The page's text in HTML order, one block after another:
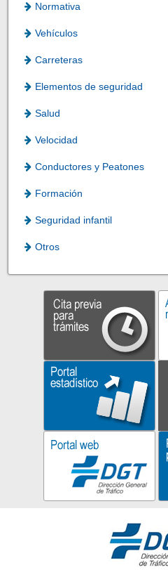
Normativa
Vehículos
Carreteras
Elementos de seguridad
Salud
Velocidad
Conductores y Peatones
Formación
Seguridad infantil
Otros